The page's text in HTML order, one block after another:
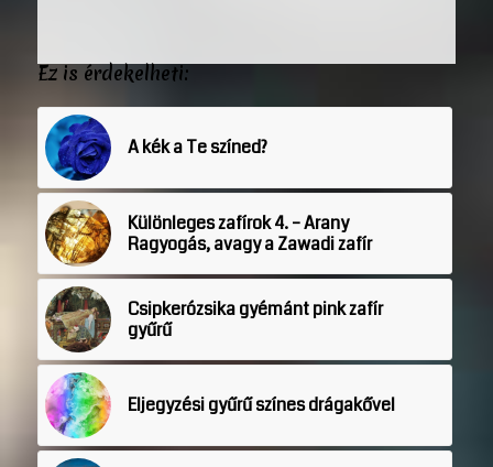
Ez is érdekelheti:
A kék a Te színed?
Különleges zafírok 4. – Arany
Ragyogás, avagy a Zawadi zafír
Csipkerózsika gyémánt pink zafír
gyűrű
Eljegyzési gyűrű színes drágakővel